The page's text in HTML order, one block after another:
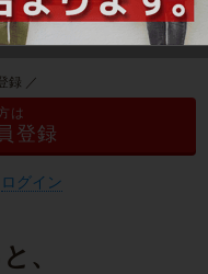
録 ／
は
登録
ログイン
、